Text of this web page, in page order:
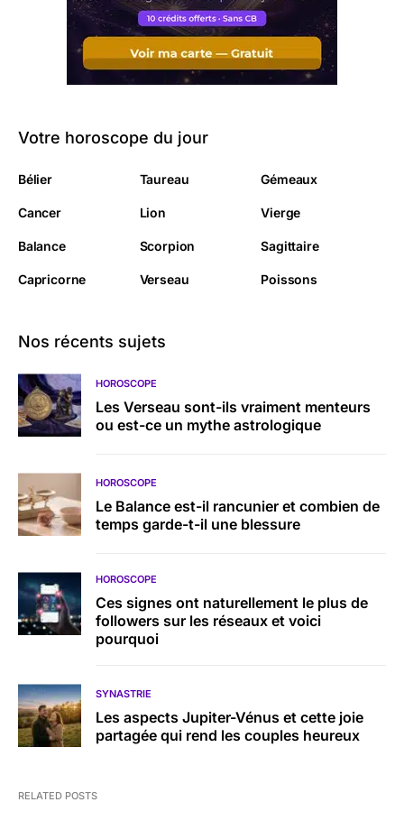
Votre horoscope du jour
Bélier Taureau Gémeaux
Cancer Lion Vierge
Balance Scorpion Sagittaire
Capricorne Verseau Poissons
Nos récents sujets
HOROSCOPE
Les Verseau sont-ils vraiment menteurs
ou est-ce un mythe astrologique
HOROSCOPE
Le Balance est-il rancunier et combien de
temps garde-t-il une blessure
HOROSCOPE
Ces signes ont naturellement le plus de
followers sur les réseaux et voici
pourquoi
SYNASTRIE
Les aspects Jupiter-Vénus et cette joie
partagée qui rend les couples heureux
RELATED POSTS